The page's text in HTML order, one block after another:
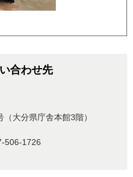
合わせ先
大分県庁舎本館3階）
506-1726